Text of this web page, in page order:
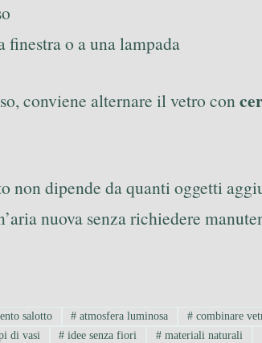
o a una lampada
conviene alternare il vetro con
dipende da quanti oggetti
nuova senza richiedere
salotto # atmosfera luminosa # combinare
di vasi # idee senza fiori # materiali naturali